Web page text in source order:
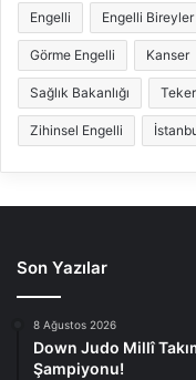
Engelli Engelli Bireyler
Görme Engelli Kanser
Sağlık Bakanlığı
Zihinsel Engelli
Son Yazılar
8 Ağustos 2026
Down Judo Millî
Şampiyonu!